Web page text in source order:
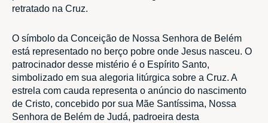
retratado na Cruz.
O símbolo da Conceição de Nossa Senhora de Belém
está representado no berço pobre onde Jesus nasceu. O
patrocinador desse mistério é o Espírito Santo,
simbolizado em sua alegoria litúrgica sobre a Cruz. A
estrela com cauda representa o anúncio do nascimento
de Cristo, concebido por sua Mãe Santíssima, Nossa
Senhora de Belém de Judá, padroeira desta